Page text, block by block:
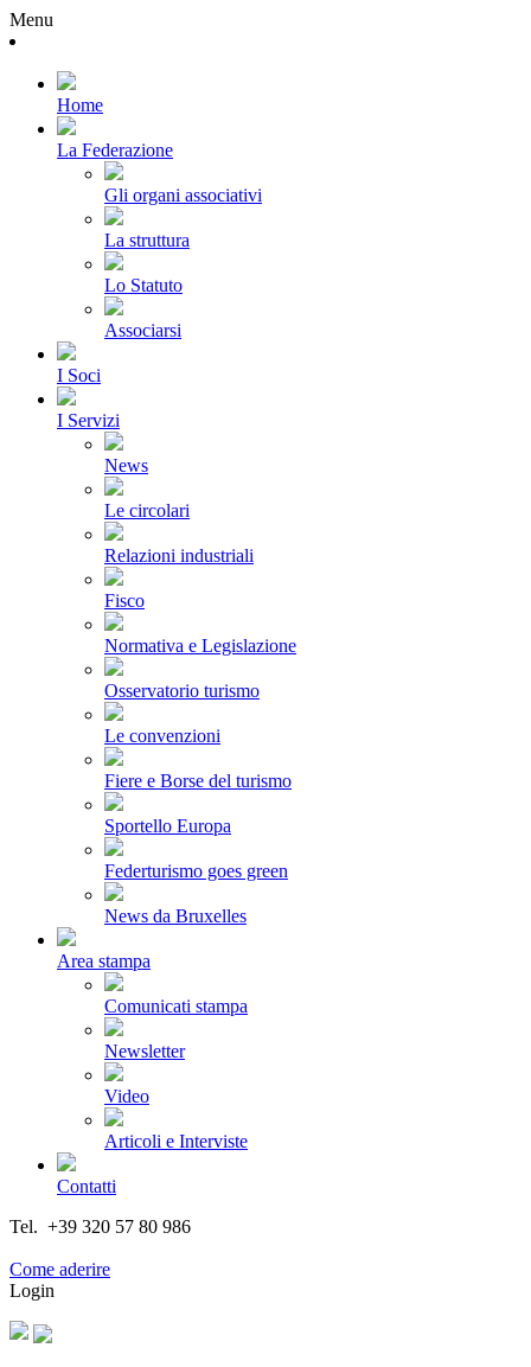
Menu
Home
La Federazione
Gli organi associativi
La struttura
Lo Statuto
Associarsi
I Soci
I Servizi
News
Le circolari
Relazioni industriali
Fisco
Normativa e Legislazione
Osservatorio turismo
Le convenzioni
Fiere e Borse del turismo
Sportello Europa
Federturismo goes green
News da Bruxelles
Area stampa
Comunicati stampa
Newsletter
Video
Articoli e Interviste
Contatti
Tel. +39 320 57 80 986
Come aderire
Login